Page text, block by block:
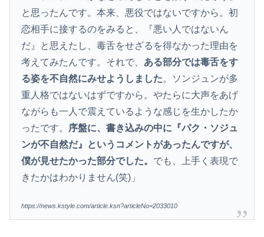
と思ったんです。本来、悪役ではないですから。初
恋相手に接するのをみると、『悪い人ではないん
だ』と思えたし、毒舌をせざるを得なかった理由を
考えてみたんです。それで、 ある部分では毒舌をす
る姿を不自然にみせようしました。ソンジュンが多
重人格ではないはずですから。やたらに大声をあげ
ながらも一人で震えているような感じを生かしたか
ったです。
序盤に、書き込みの中に『パク・ソジュ
ンが不自然だ』というコメントがあったんですが、
僕が見せたかった部分でした。 でも、上手く表現で
きたかはわかりません(笑)」
https://news.kstyle.com/article.ksn?articleNo=2033010